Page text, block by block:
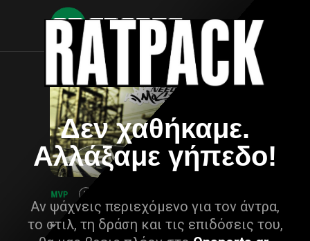
Δεν χαθήκαμε.
Αλλάξαμε γήπεδο!
Αν ψάχνεις περιεχόμενο για τον άντρα,
το στιλ, τη δράση και τις επιδόσεις του,